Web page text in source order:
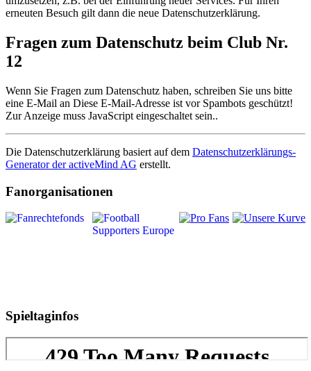
erneuten Besuch gilt dann die neue Datenschutzerklärung.
Fragen zum Datenschutz beim Club Nr.
12
Wenn Sie Fragen zum Datenschutz haben, schreiben Sie uns bitte
eine E-Mail an Diese E-Mail-Adresse ist vor Spambots geschützt!
Zur Anzeige muss JavaScript eingeschaltet sein..
Die Datenschutzerklärung basiert auf dem Datenschutzerklärungs-
Generator der activeMind AG erstellt.
Fanorganisationen
Spieltaginfos